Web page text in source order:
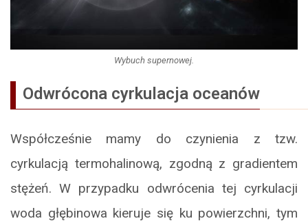
Wybuch supernowej.
Odwrócona cyrkulacja oceanów
Współcześnie mamy do czynienia z tzw.
cyrkulacją termohalinową, zgodną z gradientem
stężeń. W przypadku odwrócenia tej cyrkulacji
woda głębinowa kieruje się ku powierzchni, tym